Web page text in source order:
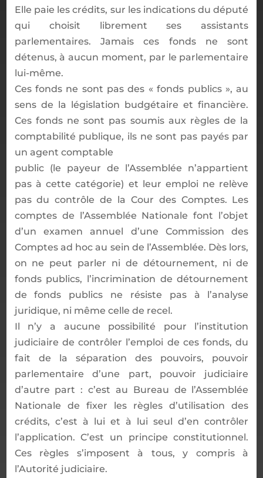
Elle paie les crédits, sur les indications du député
qui choisit librement ses assistants
parlementaires. Jamais ces fonds ne sont
détenus, à aucun moment, par le parlementaire
lui-même.
Ces fonds ne sont pas des « fonds publics », au
sens de la législation budgétaire et financière.
Ces fonds ne sont pas soumis aux règles de la
comptabilité publique, ils ne sont pas payés par
un agent comptable
public (le payeur de l’Assemblée n’appartient
pas à cette catégorie) et leur emploi ne relève
pas du contrôle de la Cour des Comptes. Les
comptes de l’Assemblée Nationale font l’objet
d’un examen annuel d’une Commission des
Comptes ad hoc au sein de l’Assemblée. Dès lors,
on ne peut parler ni de détournement, ni de
fonds publics, l’incrimination de détournement
de fonds publics ne résiste pas à l’analyse
juridique, ni même celle de recel.
Il n’y a aucune possibilité pour l’institution
judiciaire de contrôler l’emploi de ces fonds, du
fait de la séparation des pouvoirs, pouvoir
parlementaire d’une part, pouvoir judiciaire
d’autre part : c’est au Bureau de l’Assemblée
Nationale de fixer les règles d’utilisation des
crédits, c’est à lui et à lui seul d’en contrôler
l’application. C’est un principe constitutionnel.
Ces règles s’imposent à tous, y compris à
l’Autorité judiciaire.